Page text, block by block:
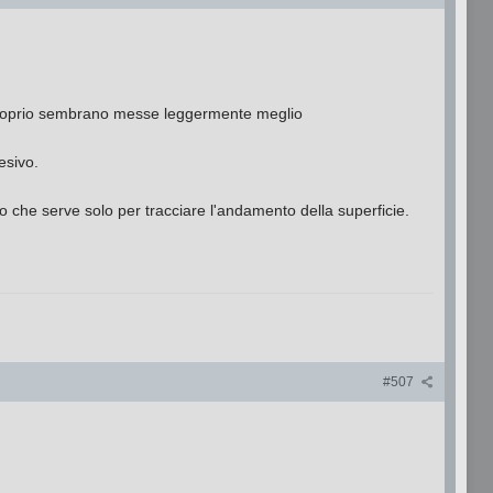
sembrano messe leggermente meglio
serve solo per tracciare l'andamento della superficie.
#507